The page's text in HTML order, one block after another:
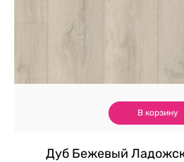
В корзину
Дуб Бежевый